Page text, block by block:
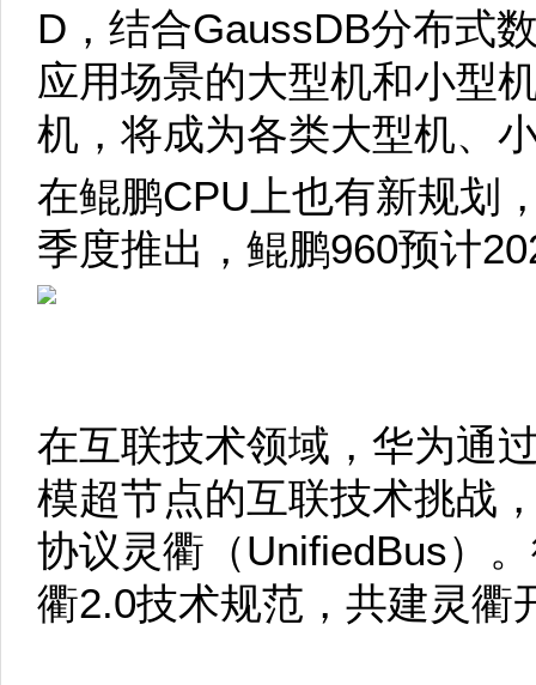
D，结合GaussDB分布式
应用场景的大型机和小型
机，将成为各类大型机、
在鲲鹏CPU上也有新规划
季度推出，鲲鹏960预计
在互联技术领域，华为通
模超节点的互联技术挑战
协议灵衢（UnifiedBus）
衢2.0技术规范，共建灵衢